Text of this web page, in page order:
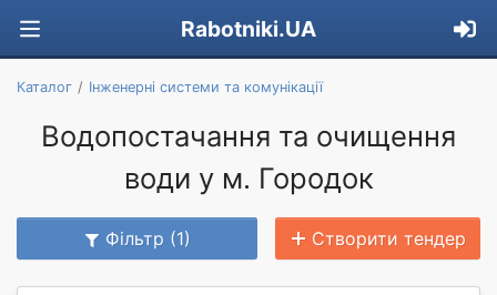
Rabotniki.UA
Каталог Інженерні системи та комунікації
Водопостачання та очищення
води у м. Городок
Фільтр (1) Створити тендер